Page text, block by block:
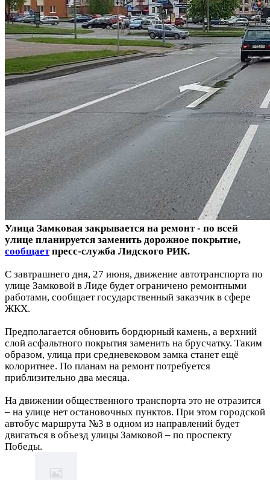
Улица Замковая закрывается на ремонт - по всей
улице планируется заменить дорожное покрытие,
сообщаетпресс-служба Лидского РИК.
С завтрашнего дня, 27 июня, движение автотранспорта по
улице Замковой в Лиде будет ограничено ремонтными
работами, сообщает государственный заказчик в сфере
ЖКХ.
Предполагается обновить бордюрный камень, а верхний
слой асфальтного покрытия заменить на брусчатку. Таким
образом, улица при средневековом замка станет ещё
колоритнее. По планам на ремонт потребуется
приблизительно два месяца.
На движении общественного транспорта это не отразится
– на улице нет остановочных пунктов. При этом городской
автобус маршрута №3 в одном из направлений будет
двигаться в объезд улицы Замковой – по проспекту
Победы.